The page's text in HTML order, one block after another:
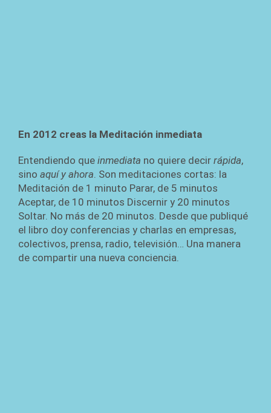
En 2012 creas la Meditación inmediata
Entendiendo que inmediata no quiere decir rápida,
sino aquí y ahora. Son meditaciones cortas: la
Meditación de 1 minuto Parar, de 5 minutos
Aceptar, de 10 minutos Discernir y 20 minutos
Soltar. No más de 20 minutos. Desde que publiqué
el libro doy conferencias y charlas en empresas,
colectivos, prensa, radio, televisión… Una manera
de compartir una nueva conciencia.